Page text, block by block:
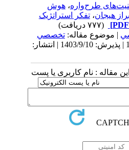
طرح‌واره ،هوش
هیجان،تفکر استراتژیک
| موضوع مقاله:تخصصي
دریافت: 1403/11/18 | پذیرش: 1403/9/10 | انتشار:
مقاله : نام کاربری یا پست